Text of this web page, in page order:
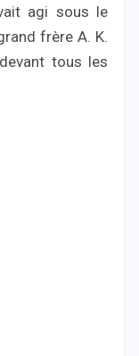
agi sous le
frère A. K.
tous les